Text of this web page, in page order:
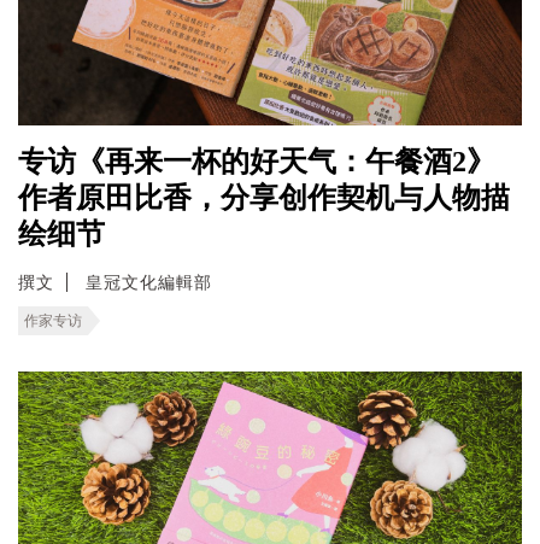
专访《再来一杯的好天气：午餐酒2》
作者原田比香，分享创作契机与人物描
绘细节
撰文 皇冠文化編輯部
作家专访